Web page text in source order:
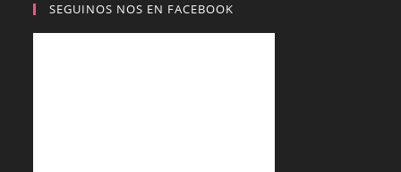
SEGUINOS NOS EN FACEBOOK